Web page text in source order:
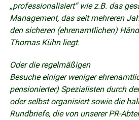
„professionalisiert“ wie z.B. das
Management, das seit mehreren
den sicheren (ehrenamtlichen)
Thomas Kühn liegt.
Oder die regelmäßigen
Besuche einiger weniger
pensionierter) Spezialisten durch
oder selbst organisiert sowie die
Rundbriefe, die von unserer PR-